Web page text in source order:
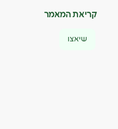
קריאת המאמר
שיאצו